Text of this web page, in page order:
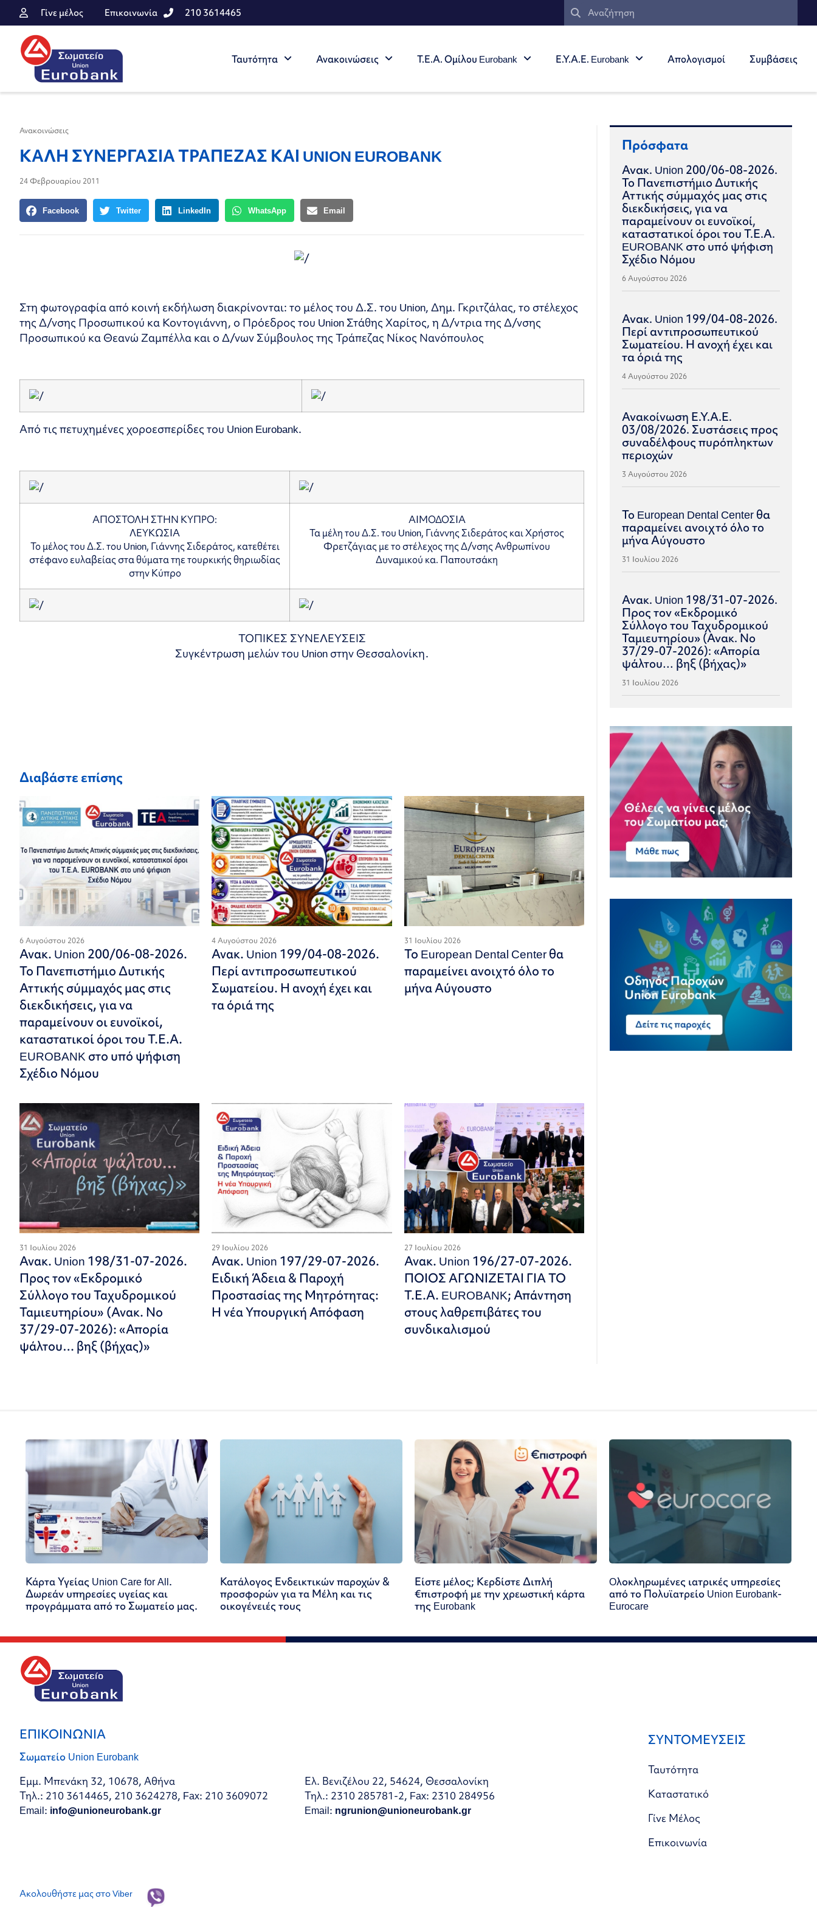
Γίνε μέλος Επικοινωνία 210 3614465
Ταυτότητα Ανακοινώσεις Τ.Ε.Α. Ομίλου Eurobank Ε.Υ.Α.Ε. Eurobank Απολογισμοί Συμβάσεις
Ανακοινώσεις
ΚΑΛΗ ΣΥΝΕΡΓΑΣΙΑ ΤΡΑΠΕΖΑΣ ΚΑΙ UNION EUROBANK
24 Φεβρουαρίου 2011
Facebook Twitter LinkedIn WhatsApp Email
Στη φωτογραφία από κοινή εκδήλωση διακρίνονται: το μέλος του Δ.Σ. του Union, Δημ. Γκριτζάλας, το στέλεχος
της Δ/νσης Προσωπικού κα Κοντογιάννη, ο Πρόεδρος του Union Στάθης Χαρίτος, η Δ/ντρια της Δ/νσης
Προσωπικού κα Θεανώ Ζαμπέλλα και ο Δ/νων Σύμβουλος της Τράπεζας Νίκος Νανόπουλος
Από τις πετυχημένες χοροεσπερίδες του Union Eurobank.
ΑΠΟΣΤΟΛΗ ΣΤΗΝ ΚΥΠΡΟ:
ΛΕΥΚΩΣΙΑ
Το μέλος του Δ.Σ. του Union, Γιάννης Σιδεράτος, κατεθέτει
στέφανο ευλαβείας στα θύματα τηε τουρκικής θηριωδίας
στην Κύπρο
ΑΙΜΟΔΟΣΙΑ
Τα μέλη του Δ.Σ. του Union, Γιάννης Σιδεράτος και Χρήστος
Φρετζάγιας με το στέλεχος της Δ/νσης Ανθρωπίνου
Δυναμικού κα. Παπουτσάκη
ΤΟΠΙΚΕΣ ΣΥΝΕΛΕΥΣΕΙΣ
Συγκέντρωση μελών του Union στην Θεσσαλονίκη.
Διαβάστε επίσης
6 Αυγούστου 2026
Ανακ. Union 200/06-08-2026.
Το Πανεπιστήμιο Δυτικής
Αττικής σύμμαχός μας στις
διεκδικήσεις, για να
παραμείνουν οι ευνοϊκοί,
καταστατικοί όροι του Τ.Ε.Α.
EUROBANK στο υπό ψήφιση
Σχέδιο Νόμου
4 Αυγούστου 2026
Ανακ. Union 199/04-08-2026.
Περί αντιπροσωπευτικού
Σωματείου. Η ανοχή έχει και
τα όριά της
31 Ιουλίου 2026
Το European Dental Center θα
παραμείνει ανοιχτό όλο το
μήνα Αύγουστο
31 Ιουλίου 2026
Ανακ. Union 198/31-07-2026.
Προς τον «Εκδρομικό
Σύλλογο του Ταχυδρομικού
Ταμιευτηρίου» (Ανακ. Νο
37/29-07-2026): «Απορία
ψάλτου… βηξ (βήχας)»
29 Ιουλίου 2026
Ανακ. Union 197/29-07-2026.
Ειδική Άδεια & Παροχή
Προστασίας της Μητρότητας:
Η νέα Υπουργική Απόφαση
27 Ιουλίου 2026
Ανακ. Union 196/27-07-2026.
ΠΟΙΟΣ ΑΓΩΝΙΖΕΤΑΙ ΓΙΑ ΤΟ
Τ.Ε.Α. EUROBANK; Απάντηση
στους λαθρεπιβάτες του
συνδικαλισμού
Πρόσφατα
Ανακ. Union 200/06-08-2026.
Το Πανεπιστήμιο Δυτικής
Αττικής σύμμαχός μας στις
διεκδικήσεις, για να
παραμείνουν οι ευνοϊκοί,
καταστατικοί όροι του Τ.Ε.Α.
EUROBANK στο υπό ψήφιση
Σχέδιο Νόμου
6 Αυγούστου 2026
Ανακ. Union 199/04-08-2026.
Περί αντιπροσωπευτικού
Σωματείου. Η ανοχή έχει και
τα όριά της
4 Αυγούστου 2026
Ανακοίνωση Ε.Υ.Α.Ε.
03/08/2026. Συστάσεις προς
συναδέλφους πυρόπληκτων
περιοχών
3 Αυγούστου 2026
Το European Dental Center θα
παραμείνει ανοιχτό όλο το
μήνα Αύγουστο
31 Ιουλίου 2026
Ανακ. Union 198/31-07-2026.
Προς τον «Εκδρομικό
Σύλλογο του Ταχυδρομικού
Ταμιευτηρίου» (Ανακ. Νο
37/29-07-2026): «Απορία
ψάλτου… βηξ (βήχας)»
31 Ιουλίου 2026
Κάρτα Υγείας Union Care for All.
Δωρεάν υπηρεσίες υγείας και
προγράμματα από το Σωματείο μας.
Κατάλογος Ενδεικτικών παροχών &
προσφορών για τα Μέλη και τις
οικογένειές τους
Είστε μέλος; Κερδίστε Διπλή
€πιστροφή με την χρεωστική κάρτα
της Eurobank
Oλοκληρωμένες ιατρικές υπηρεσίες
από το Πολυϊατρείο Union Eurobank-
Eurocare
ΕΠΙΚΟΙΝΩΝΙΑ
Σωματείο Union Eurobank
Εμμ. Μπενάκη 32, 10678, Αθήνα
Τηλ.: 210 3614465, 210 3624278, Fax: 210 3609072
Email: info@unioneurobank.gr
Ελ. Βενιζέλου 22, 54624, Θεσσαλονίκη
Τηλ.: 2310 285781-2, Fax: 2310 284956
Email: ngrunion@unioneurobank.gr
ΣΥΝΤΟΜΕΥΣΕΙΣ
Ταυτότητα
Καταστατικό
Γίνε Μέλος
Επικοινωνία
Ακολουθήστε μας στο Viber